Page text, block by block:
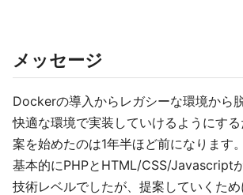
メッセージ
Dockerの導入からレガシーな環境から
快適な環境で実装していけるようにす
案を始めたのは1年半ほど前になります。
基本的にPHPとHTML/CSS/Javascript
技術レベルでしたが、提案していくた